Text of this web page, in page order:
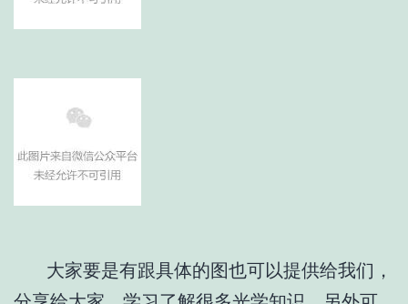
大家要是有跟具体的图也可以提供给我们，